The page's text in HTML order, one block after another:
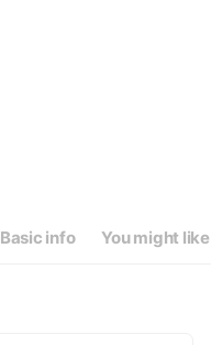
Basic info You might like